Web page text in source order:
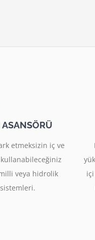
etmeksizin iç ve
veya hidrolik